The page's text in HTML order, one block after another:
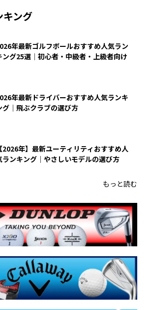
キング
年最新ゴルフボールおすすめ人気ラン
ング25選｜初心者・中級者・上級者向け
年最新ドライバーおすすめ人気ランキ
グ｜飛ぶクラブの選び方
【2026年】最新ユーティリティおすすめ人
ランキング｜やさしいモデルの選び方
もっと読む